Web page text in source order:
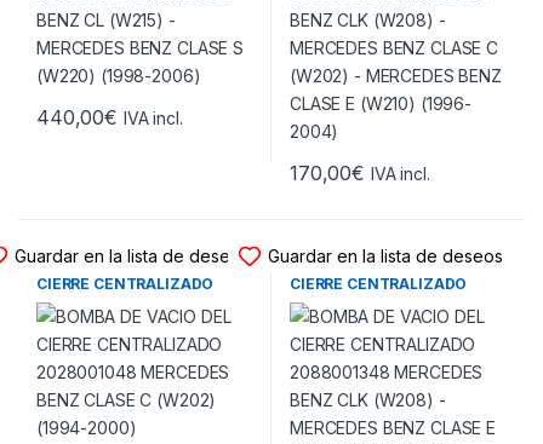
440,00€ IVA incl.
170,00€ IVA incl.
Guardar en la lista de deseos
BOMBA DE VACIO DEL
CIERRE CENTRALIZADO
2028001048 MERCEDES
BENZ CLASE C (W202)
(1994-2000)
Guardar en la lista de deseos
BOMBA DE VACIO DEL
CIERRE CENTRALIZADO
2088001348 MERCEDES
BENZ CLK (W208) –
MERCEDES BENZ CLASE E
(W210) (1998-2004)